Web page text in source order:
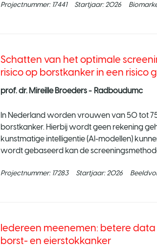
Projectnummer: 17441 Startjaar:2026
Schatten van het optimale
risico op borstkanker in een
prof. dr. Mireille Broeders - Radboudumc
In Nederland worden vrouwen van 50 tot
borstkanker. Hierbij wordt geen rekening
kunstmatige intelligentie (AI-modellen)
wordt gebaseerd kan de
Projectnummer: 17283 Startjaar:2026
Iedereen meenemen: betere
borst- en eierstokkanker